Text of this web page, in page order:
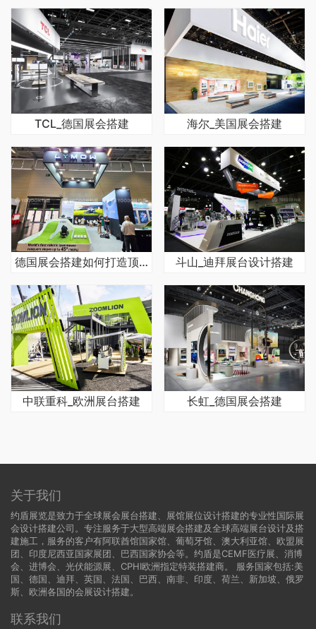
TCL_德国展会搭建 海尔_美国展会搭建
德国展会搭建如何打造顶级视觉效果 斗山_迪拜展台设计搭建
中联重科_欧洲展台搭建 长虹_德国展会搭建
关于我们
约盾展览是致力于全球展会展台搭建、展馆展位设计搭建的专业性国际展
会设计搭建公司。专注服务于大型高端展会搭建及全球高端展台设计及搭
建施工，服务的客户有阿联酋馆国家馆、葡萄牙馆、澳大利亚馆、欧盟展
团、印度尼西亚国家展团、巴西国家协会等。约盾是CEMF医疗展、消博
会、进博会、光伏能源展、CPHI欧洲指定特装搭建商。 服务国家包括:美
国
德国 、迪拜、英国、法国、巴西、南非、印度、荷兰、新加坡、俄罗
斯、欧洲各国的会展设计搭建。
联系我们